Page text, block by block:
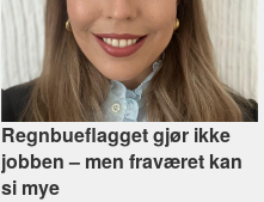
Regnbueflagget gjør ikke
jobben –⁠ men fraværet kan
si mye